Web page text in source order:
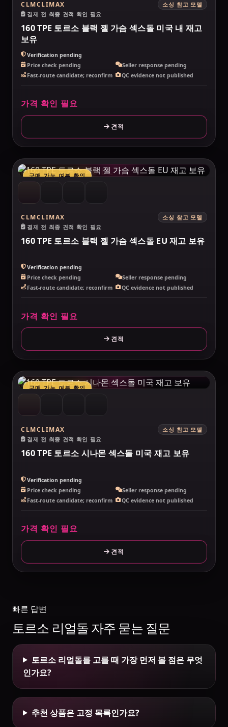
CLMCLIMAX
소싱 참고 모델
결제 전 최종 견적 확인 필요
160 TPE 토르소 블랙 젤 가슴 섹스돌 미국 내 재고
보유
Verification pending
Price check pending
Seller response pending
Fast-route candidate; reconfirm
QC evidence not published
가격 확인 필요
견적
MAKELOVEDOLL
구매 가능 여부 확인
CLMCLIMAX
소싱 참고 모델
결제 전 최종 견적 확인 필요
160 TPE 토르소 블랙 젤 가슴 섹스돌 EU 재고 보유
Verification pending
Price check pending
Seller response pending
Fast-route candidate; reconfirm
QC evidence not published
가격 확인 필요
견적
MAKELOVEDOLL
구매 가능 여부 확인
CLMCLIMAX
소싱 참고 모델
결제 전 최종 견적 확인 필요
160 TPE 토르소 시나몬 섹스돌 미국 재고 보유
Verification pending
Price check pending
Seller response pending
Fast-route candidate; reconfirm
QC evidence not published
가격 확인 필요
견적
빠른 답변
토르소 리얼돌 자주 묻는 질문
토르소 리얼돌를 고를 때 가장 먼저 볼 점은 무엇
인가요?
추천 상품은 고정 목록인가요?